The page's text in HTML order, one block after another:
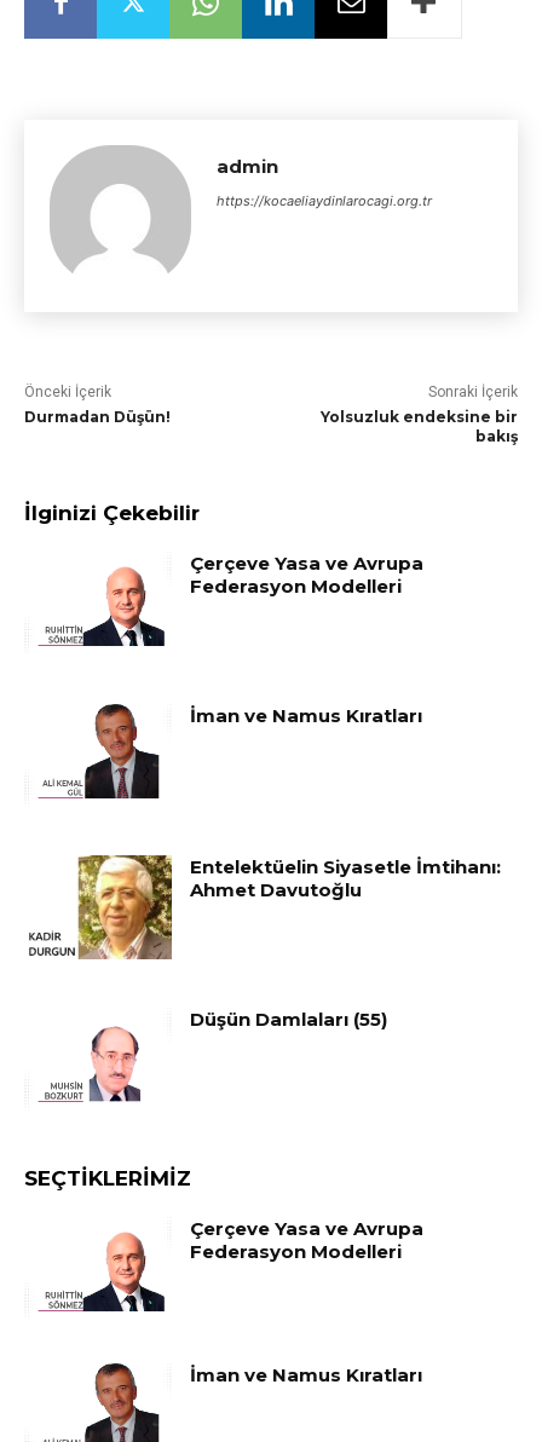
admin
https://kocaeliaydinlarocagi.org.tr
Önceki İçerik
Durmadan Düşün!
Sonraki İçerik
Yolsuzluk endeksine bir
bakış
İlginizi Çekebilir
Çerçeve Yasa ve Avrupa
Federasyon Modelleri
İman ve Namus Kıratları
Entelektüelin Siyasetle İmtihanı:
Ahmet Davutoğlu
Düşün Damlaları (55)
SEÇTIKLERIMIZ
Çerçeve Yasa ve Avrupa
Federasyon Modelleri
İman ve Namus Kıratları